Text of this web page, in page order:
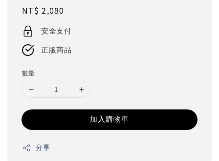
Regular
price
NT$ 2,080
安全支付
正版商品
數量
加入購物車
分享